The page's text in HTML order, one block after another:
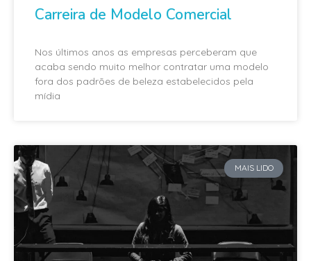
Carreira de Modelo Comercial
Nos últimos anos as empresas perceberam que
acaba sendo muito melhor contratar uma modelo
fora dos padrões de beleza estabelecidos pela
mídia
MAIS LIDO